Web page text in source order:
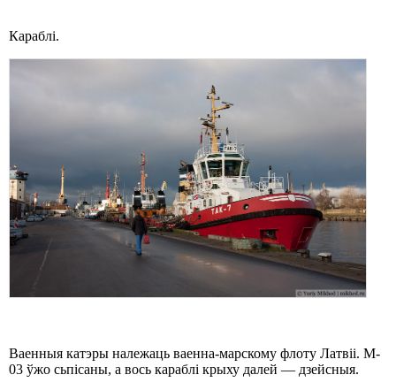
Караблі.
Ваенныя катэры належаць ваенна-марскому флоту Латвіі. M-
03 ўжо сьпісаны, а вось караблі крыху далей — дзейсныя.